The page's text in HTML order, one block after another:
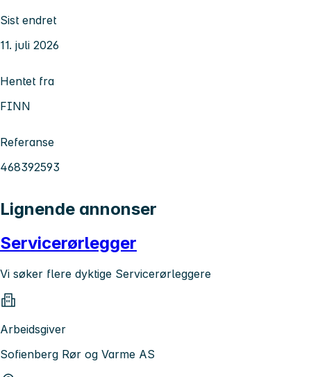
Sist endret
11. juli 2026
Hentet fra
FINN
Referanse
468392593
Lignende annonser
Servicerørlegger
Vi søker flere dyktige Servicerørleggere
Arbeidsgiver
Sofienberg Rør og Varme AS